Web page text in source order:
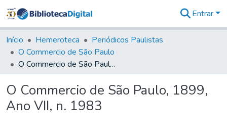
&
Coleções
Tudo na
Biblioteca
Estatísticas
Entrar
Início Hemeroteca
Periódicos Paulistas
O Commercio de São Paulo
O Commercio de São Paulo, 1899, Ano VII, n. 1983
O Commercio de São Paulo, 1899,
Ano VII, n. 1983